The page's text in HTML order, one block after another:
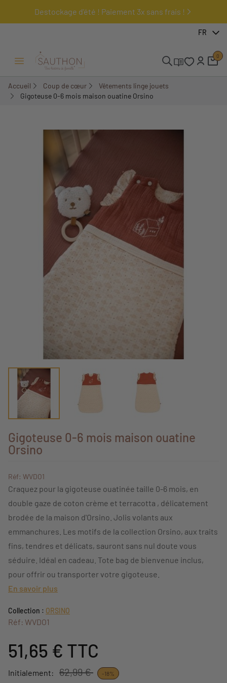
Destockage d'été ! Paiement 3x sans frais !
FR
Ouvrir/Fermer menu
0
Accueil Coup de cœur
Vêtements linge jouets
Gigoteuse 0-6 mois maison ouatine Orsino
Gigoteuse 0-6 mois maison ouatine
Orsino
Réf: WVDO1
Craquez pour la gigoteuse ouatinée taille 0-6 mois, en
double gaze de coton crème et terracotta , délicatement
brodée de la maison d'Orsino. Jolis volants aux
emmanchures. Les motifs de la collection Orsino, aux traits
fins, tendres et délicats, sauront sans nul doute vous
séduire. Idéal en cadeau. Tote bag de bienvenue inclus,
pour offrir ou transporter votre gigoteuse.
En savoir plus
Collection : ORSINO
Réf: WVDO1
51,65 € TTC
Initialement: 62,99 € -18%